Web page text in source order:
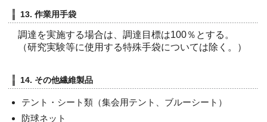
13. 作業用手袋
調達を実施する場合は、調達目標は100％とする。
（研究実験等に使用する特殊手袋については除く。）
14. その他繊維製品
テント・シート類（集会用テント、ブルーシート）
防球ネット